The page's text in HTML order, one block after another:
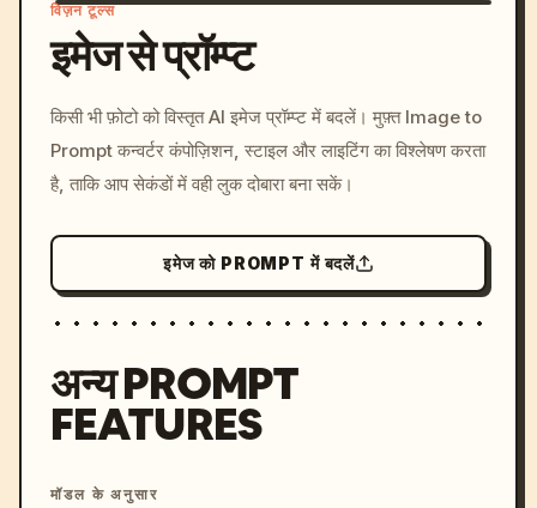
c, cyberpunk sunset, neon
colors, 8k --v 6.0
विज़न टूल्स
इमेज से प्रॉम्प्ट
किसी भी फ़ोटो को विस्तृत AI इमेज प्रॉम्प्ट में बदलें। मुफ़्त Image to
Prompt कन्वर्टर कंपोज़िशन, स्टाइल और लाइटिंग का विश्लेषण करता
है, ताकि आप सेकंडों में वही लुक दोबारा बना सकें।
इमेज को PROMPT में बदलें
अन्य PROMPT
FEATURES
मॉडल के अनुसार